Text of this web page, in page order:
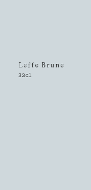
Leffe Brune
33cl